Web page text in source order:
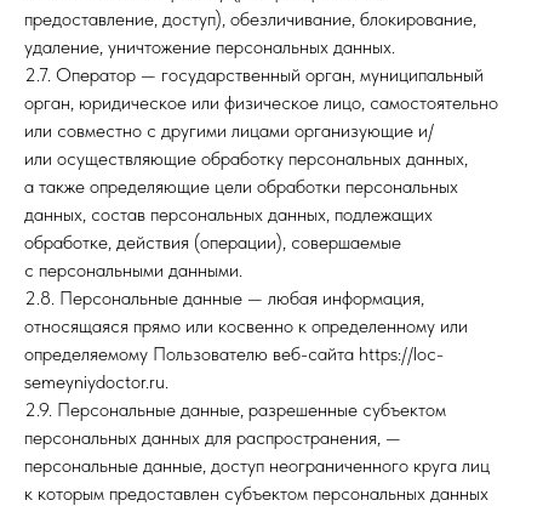
предоставление, доступ), обезличивание, блокирование,
удаление, уничтожение персональных данных.
2.7. Оператор — государственный орган, муниципальный
орган, юридическое или физическое лицо, самостоятельно
или совместно с другими лицами организующие и/
или осуществляющие обработку персональных данных,
а также определяющие цели обработки персональных
данных, состав персональных данных, подлежащих
обработке, действия (операции), совершаемые
с персональными данными.
2.8. Персональные данные — любая информация,
относящаяся прямо или косвенно к определенному или
определяемому Пользователю веб-сайта https://loc-
semeyniydoctor.ru.
2.9. Персональные данные, разрешенные субъектом
персональных данных для распространения, —
персональные данные, доступ неограниченного круга лиц
к которым предоставлен субъектом персональных данных